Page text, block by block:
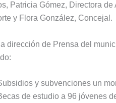
Patricia Gómez, Directora
y Flora González, Concejal.
dirección de Prensa del
y subvenciones un
de estudio a 96 jóvenes